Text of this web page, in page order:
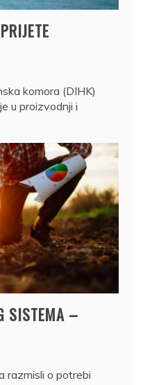
komora (DIHK)
u proizvodnji i
SISTEMA –
razmisli o potrebi